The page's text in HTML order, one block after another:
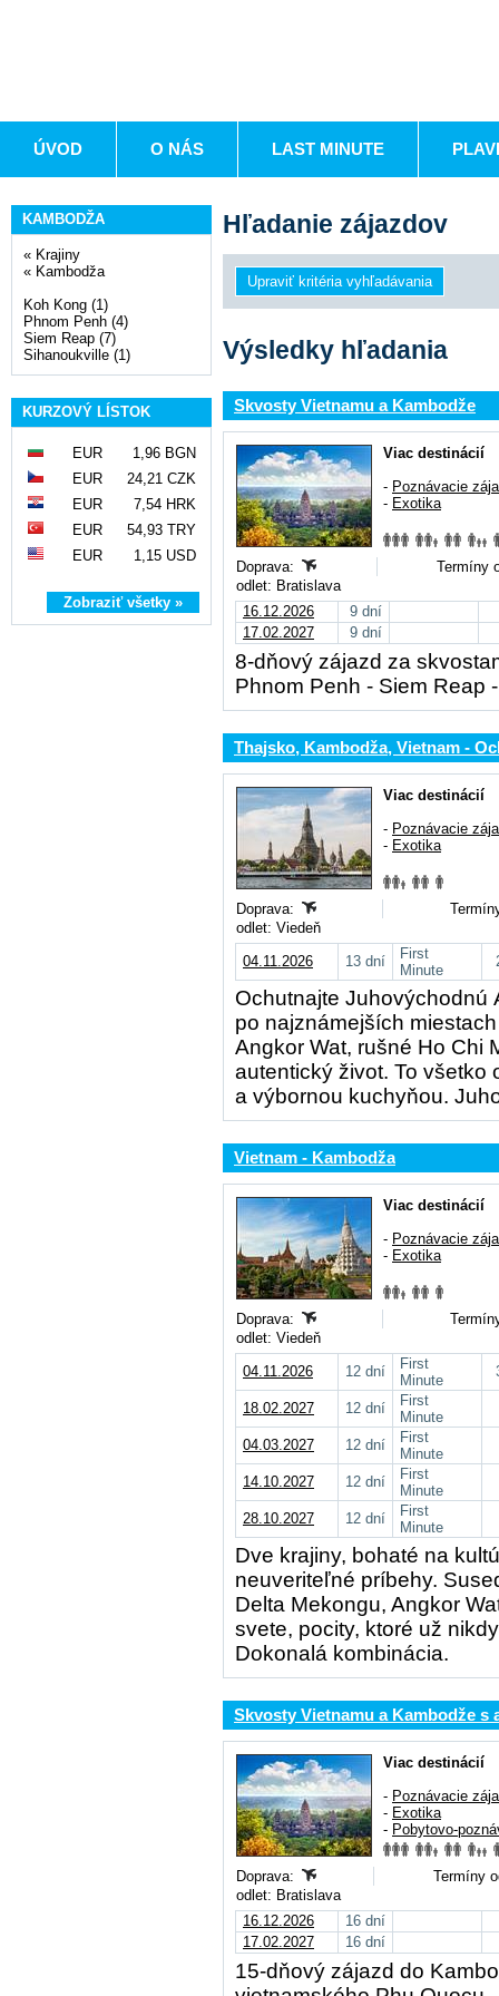
ÚVOD O NÁS LAST MINUTE
KAMBODŽA
« Krajiny
« Kambodža
Koh Kong (1)
Phnom Penh (4)
Siem Reap (7)
Sihanoukville (1)
KURZOVÝ LÍSTOK
EUR
1,96 BGN
EUR
24,21 CZK
EUR
7,54 HRK
EUR
54,93 TRY
EUR
1,15 USD
Zobraziť všetky »
Hľadanie zájazdov
Výsledky hľadania
Skvosty Vietnamu a Kambodže
Viac destinácií
- Poznávacie
- Exotika
Doprava:
Termíny
odlet: Bratislava
16.12.2026
9 dní
17.02.2027
9 dní
8-dňový zájazd za
Phnom Penh - Siem Reap
Thajsko, Kambodža, Vietnam -
Viac destinácií
- Poznávacie
- Exotika
Doprava:
odlet: Viedeň
04.11.2026
13 dní
First
Minute
Ochutnajte Juhovýchodnú
po najznámejších
Angkor Wat, rušné Ho Chi
autentický život. To všetko
a výbornou kuchyňou.
Vietnam - Kambodža
Viac destinácií
- Poznávacie
- Exotika
Doprava:
odlet: Viedeň
04.11.2026
12 dní
First
Minute
18.02.2027 12 dní
First
Minute
04.03.2027
12 dní
First
Minute
14.10.2027
12 dní
First
Minute
28.10.2027
12 dní
First
Minute
Dve krajiny, bohaté na
neuveriteľné príbehy.
Delta Mekongu, Angkor
svete, pocity, ktoré už
Dokonalá kombinácia.
Skvosty Vietnamu a Kambodže s
Viac destinácií
- Poznávacie
- Exotika
- Pobytovo-
Doprava:
Termíny
odlet: Bratislava
16.12.2026
16 dní
17.02.2027
16 dní
15-dňový zájazd do